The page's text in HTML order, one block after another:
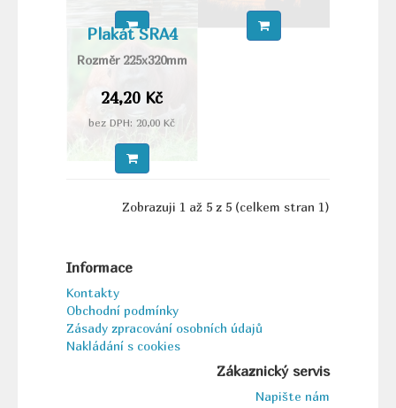
Plakát SRA4
Rozměr 225x320mm
24,20 Kč
bez DPH: 20,00 Kč
Zobrazuji 1 až 5 z 5 (celkem stran 1)
Informace
Kontakty
Obchodní podmínky
Zásady zpracování osobních údajů
Nakládání s cookies
Zákaznický servis
Napište nám